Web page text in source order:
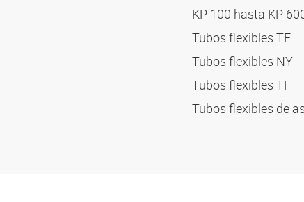
KP 100 hasta KP
Tubos flexibles TE
Tubos flexibles NY
Tubos flexibles TF
Tubos flexibles de